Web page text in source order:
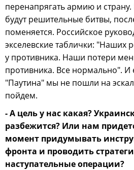
перенапрягать армию и
будут решительные битвы,
поменяется. Российское
экселевские таблички: "Наших
у противника. Наши потери
противника. Все нормально". И
"Паутина" мы не пошли на
пойдем.
- А цель у нас какая?
разбежится? Или нам
момент придумывать
фронта и проводить
наступательные операции?